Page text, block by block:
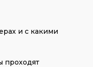
и с какими
проходят